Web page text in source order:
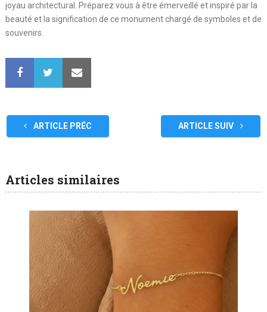
joyau architectural. Préparez vous à être émerveillé et inspiré par la
beauté et la signification de ce monument chargé de symboles et de
souvenirs.
ARTICLE PRÉC ARTICLE SUIV
Articles similaires